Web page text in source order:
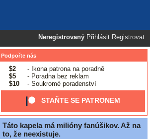
Neregistrovaný Přihlásit Registrovat
Podpořte nás
$2
- Ikona patrona na poradně
$5
- Poradna bez reklam
$10
- Soukromé poradenství
STAŇTE SE PATRONEM
Táto kapela má milióny fanúšikov. Až na
to, že neexistuje.